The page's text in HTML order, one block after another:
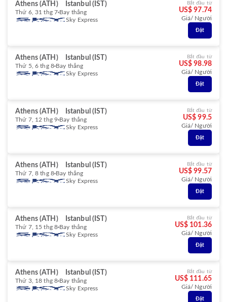
Athens (ATH) Istanbul (IST)
Thứ 6, 31 thg 7 Bay thẳng
Sky Express
Bắt đầu từ
US$ 97.74
Giá/ Người
Đặt
Athens (ATH) Istanbul (IST)
Thứ 5, 6 thg 8 Bay thẳng
Sky Express
Bắt đầu từ
US$ 98.98
Giá/ Người
Đặt
Athens (ATH) Istanbul (IST)
Thứ 7, 12 thg 9 Bay thẳng
Sky Express
Bắt đầu từ
US$ 99.5
Giá/ Người
Đặt
Athens (ATH) Istanbul (IST)
Thứ 7, 8 thg 8 Bay thẳng
Sky Express
Bắt đầu từ
US$ 99.57
Giá/ Người
Đặt
Athens (ATH) Istanbul (IST)
Thứ 7, 15 thg 8 Bay thẳng
Sky Express
Bắt đầu từ
US$ 101.36
Giá/ Người
Đặt
Athens (ATH) Istanbul (IST)
Thứ 3, 18 thg 8 Bay thẳng
Sky Express
Bắt đầu từ
US$ 111.65
Giá/ Người
Đặt